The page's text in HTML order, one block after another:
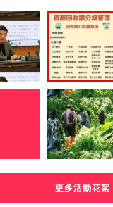
更多活動花絮